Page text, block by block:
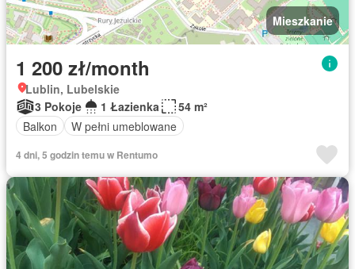
Mieszkanie
1 200 zł/month
Lublin, Lubelskie
3 Pokoje
1 Łazienka
54 m²
Balkon
W pełni umeblowane
4 dni, 5 godzin temu w Rentumo